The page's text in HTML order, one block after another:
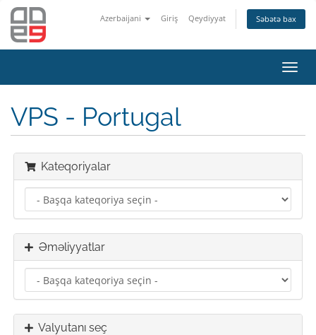
Azerbaijani Giriş Qeydiyyat Səbətə bax
keçid
VPS - Portugal
Kateqoriyalar
Əməliyyatlar
Valyutanı seç